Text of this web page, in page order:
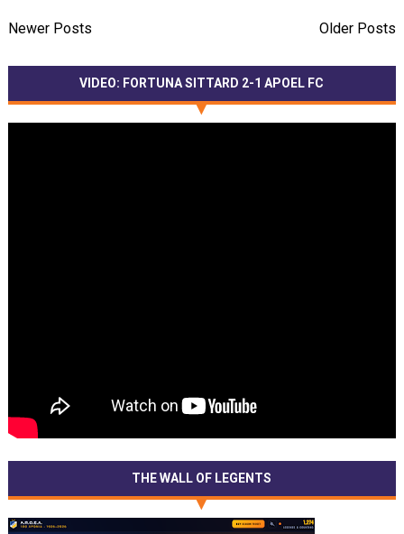
Newer Posts Older Posts
VIDEO: FORTUNA SITTARD 2-1 APOEL FC
THE WALL OF LEGENTS